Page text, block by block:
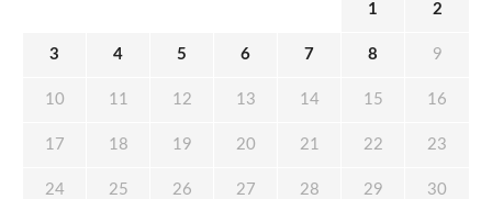
1 2
3 4 5 6 7 8 9
10 11 12 13 14 15 16
17 18 19 20 21 22 23
24 25 26 27 28 29 30